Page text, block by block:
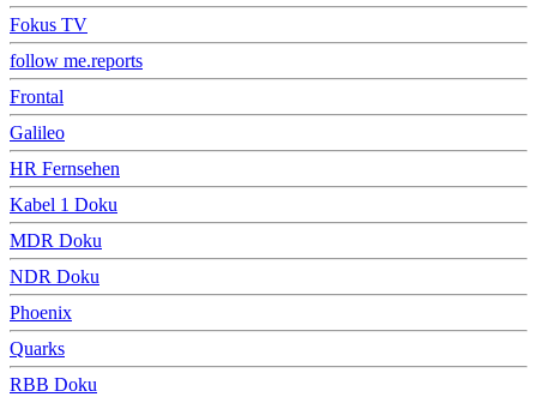
Fokus TV
follow me.reports
Frontal
Galileo
HR Fernsehen
Kabel 1 Doku
MDR Doku
NDR Doku
Phoenix
Quarks
RBB Doku